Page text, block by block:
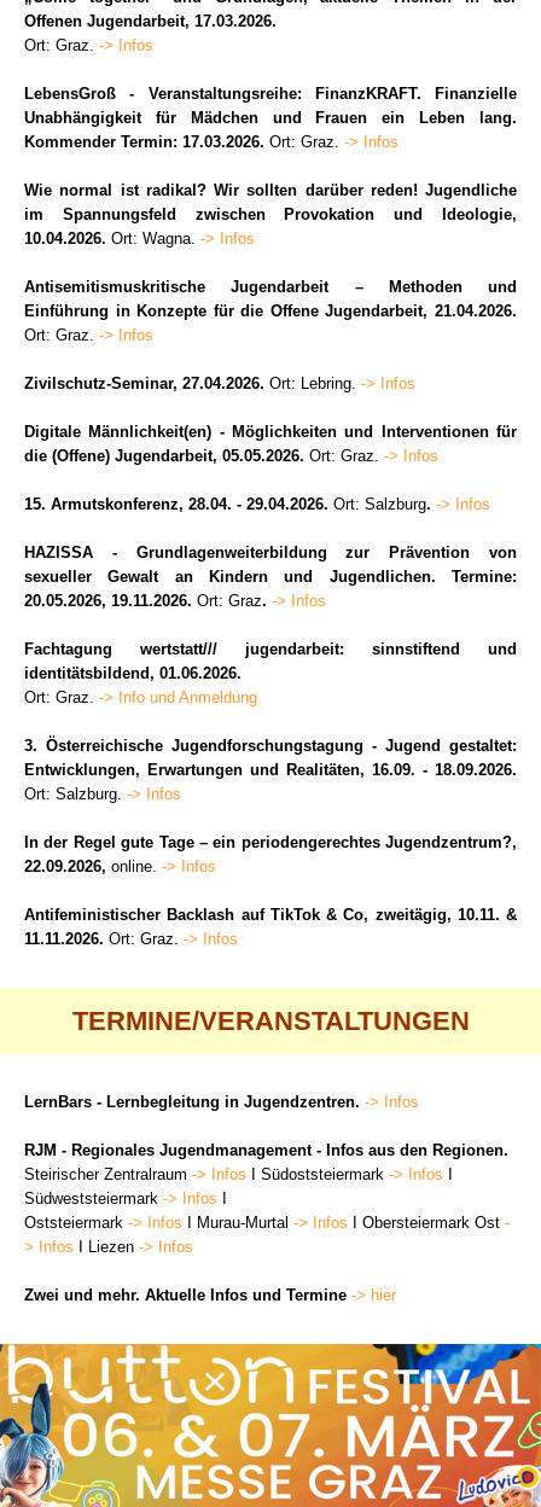
Offenen Jugendarbeit, 17.03.2026.
Ort: Graz. -> Infos
LebensGroß - Veranstaltungsreihe: FinanzKRAFT. Finanzielle
Unabhängigkeit für Mädchen und Frauen ein Leben lang.
Kommender Termin: 17.03.2026. Ort: Graz. -> Infos
Wie normal ist radikal? Wir sollten darüber reden! Jugendliche
im Spannungsfeld zwischen Provokation und Ideologie,
10.04.2026. Ort: Wagna. -> Infos
Antisemitismuskritische Jugendarbeit – Methoden und
Einführung in Konzepte für die Offene Jugendarbeit, 21.04.2026.
Ort: Graz. -> Infos
Zivilschutz-Seminar, 27.04.2026. Ort: Lebring. -> Infos
Digitale Männlichkeit(en) - Möglichkeiten und Interventionen für
die (Offene) Jugendarbeit, 05.05.2026. Ort: Graz. -> Infos
15. Armutskonferenz, 28.04. - 29.04.2026. Ort: Salzburg. -> Infos
HAZISSA - Grundlagenweiterbildung zur Prävention von
sexueller Gewalt an Kindern und Jugendlichen. Termine:
20.05.2026, 19.11.2026. Ort: Graz. -> Infos
Fachtagung wertstatt/// jugendarbeit: sinnstiftend und
identitätsbildend, 01.06.2026.
Ort: Graz. -> Info und Anmeldung
3. Österreichische Jugendforschungstagung - Jugend gestaltet:
Entwicklungen, Erwartungen und Realitäten, 16.09. - 18.09.2026.
Ort: Salzburg. -> Infos
In der Regel gute Tage – ein periodengerechtes Jugendzentrum?,
22.09.2026, online. -> Infos
Antifeministischer Backlash auf TikTok & Co, zweitägig, 10.11. &
11.11.2026. Ort: Graz. -> Infos
TERMINE/VERANSTALTUNGEN
LernBars - Lernbegleitung in Jugendzentren. -> Infos
RJM - Regionales Jugendmanagement - Infos aus den Regionen.
Steirischer Zentralraum -> Infos I Südoststeiermark -> Infos
Südweststeiermark -> Infos
Oststeiermark -> Infos I Murau-Murtal -> Infos I Obersteiermark Ost -
> Infos I Liezen -> Infos
Zwei und mehr. Aktuelle Infos und Termine -> hier